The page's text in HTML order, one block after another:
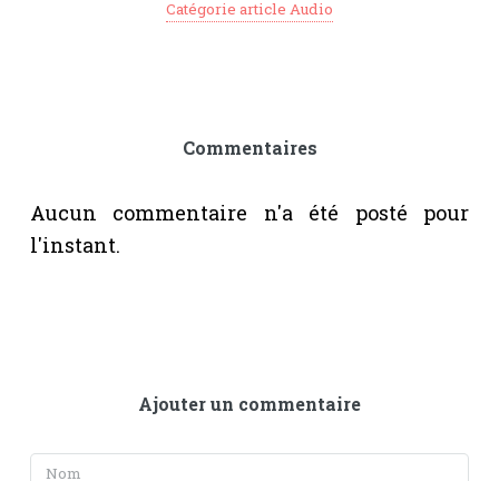
Catégorie article Audio
Ajouter un commentaire
Commentaires
Aucun commentaire n'a été posté pour
l'instant.